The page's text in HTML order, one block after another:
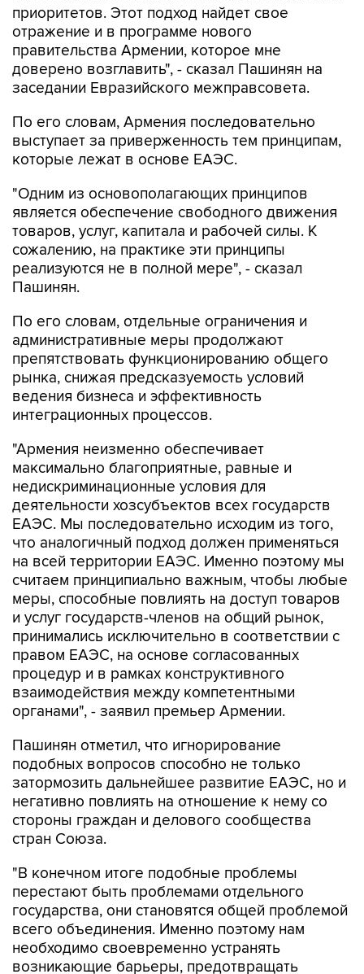
приоритетов. Этот подход найдет свое
отражение и в программе нового
правительства Армении, которое мне
доверено возглавить", - сказал Пашинян на
заседании Евразийского межправсовета.
По его словам, Армения последовательно
выступает за приверженность тем принципам,
которые лежат в основе ЕАЭС.
"Одним из основополагающих принципов
является обеспечение свободного движения
товаров, услуг, капитала и рабочей силы. К
сожалению, на практике эти принципы
реализуются не в полной мере", - сказал
Пашинян.
По его словам, отдельные ограничения и
административные меры продолжают
препятствовать функционированию общего
рынка, снижая предсказуемость условий
ведения бизнеса и эффективность
интеграционных процессов.
"Армения неизменно обеспечивает
максимально благоприятные, равные и
недискриминационные условия для
деятельности хозсубъектов всех государств
ЕАЭС. Мы последовательно исходим из того,
что аналогичный подход должен применяться
на всей территории ЕАЭС. Именно поэтому мы
считаем принципиально важным, чтобы любые
меры, способные повлиять на доступ товаров
и услуг государств-членов на общий рынок,
принимались исключительно в соответствии с
правом ЕАЭС, на основе согласованных
процедур и в рамках конструктивного
взаимодействия между компетентными
органами", - заявил премьер Армении.
Пашинян отметил, что игнорирование
подобных вопросов способно не только
затормозить дальнейшее развитие ЕАЭС, но и
негативно повлиять на отношение к нему со
стороны граждан и делового сообщества
стран Союза.
"В конечном итоге подобные проблемы
перестают быть проблемами отдельного
государства, они становятся общей проблемой
всего объединения. Именно поэтому нам
необходимо своевременно устранять
возникающие барьеры, предотвращать